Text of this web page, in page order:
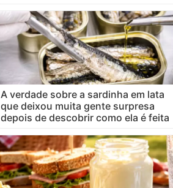
A verdade sobre a sardinha em lata
que deixou muita gente surpresa
depois de descobrir como ela é feita